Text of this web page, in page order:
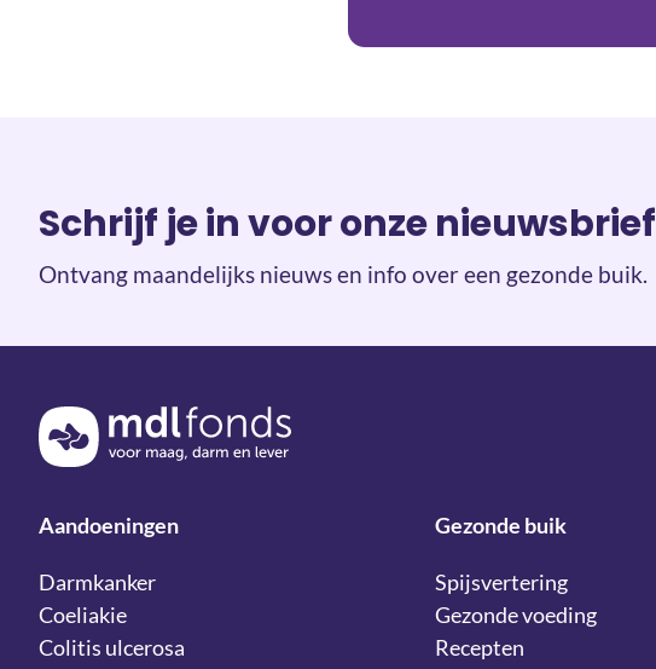
Schrijf je in voor onze nieuwsbrief
Ontvang maandelijks nieuws en info over een gezonde buik.
Terug naar de homepage
Aandoeningen
Darmkanker
Coeliakie
Colitis ulcerosa
Gezonde buik
Spijsvertering
Gezonde voeding
Recepten